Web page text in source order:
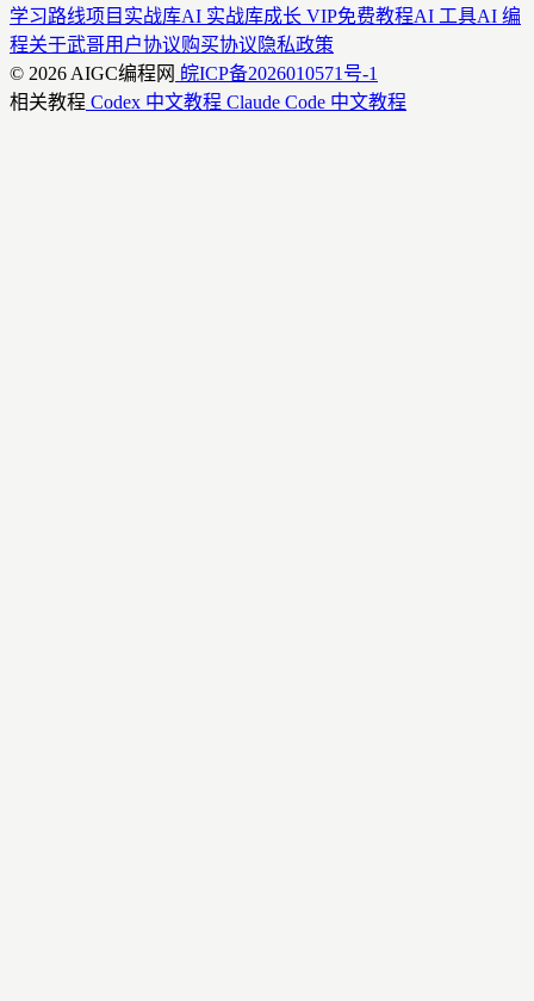
学习路线项目实战库AI 实战库成长 VIP免费教程AI 工具AI 编
程关于武哥用户协议购买协议 隐私政策
© 2026 AIGC编程网 皖ICP备2026010571号-1
相关教程 Codex 中文教程 Claude Code 中文教程